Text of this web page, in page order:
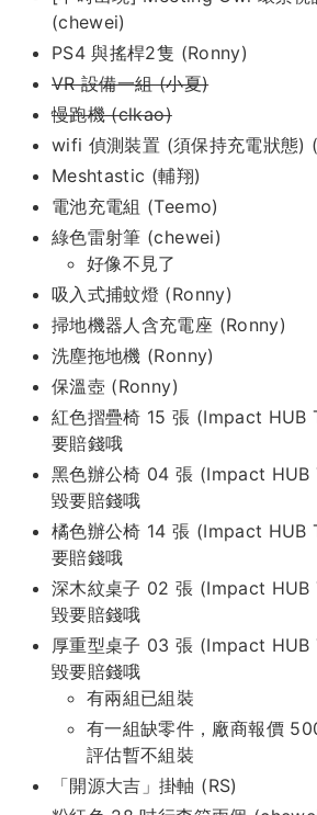
(chewei)
PS4 與搖桿2隻 (Ronny)
VR 設備一組 (小夏)
慢跑機 (clkao)
wifi 偵測裝置 (須保持充電狀態)
Meshtastic (輔翔)
電池充電組 (Teemo)
綠色雷射筆 (chewei)
好像不見了
吸入式捕蚊燈 (Ronny)
掃地機器人含充電座 (Ronny)
洗塵拖地機 (Ronny)
保溫壺 (Ronny)
紅色摺疊椅 15 張 (Impact HUB
要賠錢哦
黑色辦公椅 04 張 (Impact HUB
毀要賠錢哦
橘色辦公椅 14 張 (Impact HUB
要賠錢哦
深木紋桌子 02 張 (Impact HUB
毀要賠錢哦
厚重型桌子 03 張 (Impact HUB
毀要賠錢哦
有兩組已組裝
有一組缺零件，廠商報價
評估暫不組裝
「開源大吉」掛軸 (RS)